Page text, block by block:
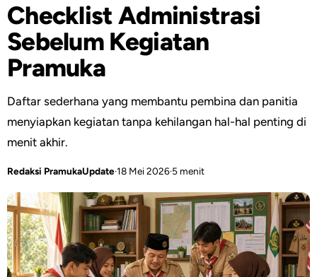
Checklist Administrasi
Sebelum Kegiatan
Pramuka
Daftar sederhana yang membantu pembina dan panitia
menyiapkan kegiatan tanpa kehilangan hal-hal penting di
menit akhir.
Redaksi PramukaUpdate·18 Mei 2026·5 menit